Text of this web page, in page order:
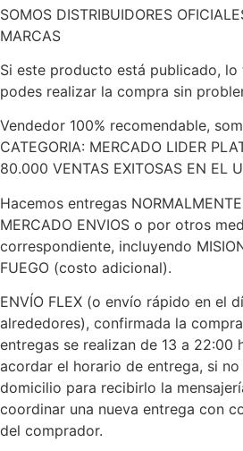
SOMOS DISTRIBUIDORES
MARCAS
Si este producto está publicado, lo
podes realizar la compra sin
Vendedor 100% recomendable,
CATEGORIA: MERCADO LIDER
80.000 VENTAS EXITOSAS EN EL
Hacemos entregas
MERCADO ENVIOS o por otros
correspondiente, incluyendo
FUEGO (costo adicional).
ENVÍO FLEX (o envío rápido en el
alrededores), confirmada la
entregas se realizan de 13 a 22:00
acordar el horario de entrega, si no
domicilio para recibirlo la
coordinar una nueva entrega con
del comprador.